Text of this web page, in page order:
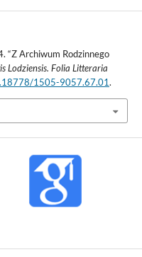
“Z Archiwum Rodzinnego
Lodziensis. Folia Litteraria
1505-9057.67.01.